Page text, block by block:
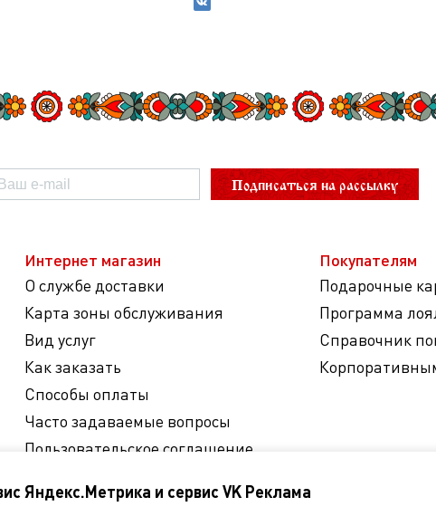
Подписаться на рассылку
Интернет магазин
О службе доставки
Карта зоны обслуживания
Вид услуг
Как заказать
Способы оплаты
Часто задаваемые вопросы
Пользовательское соглашение
персональных данных
Покупателям
Подарочные
Программа
Справочник
Яндекс.Метрика и сервис VK Реклама